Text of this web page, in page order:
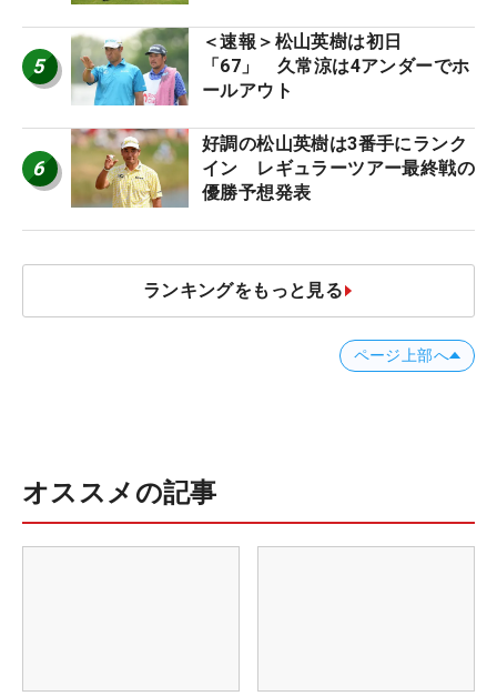
5
＜速報＞松山英樹は初日
「67」 久常涼は4アンダーでホ
ールアウト
6
好調の松山英樹は3番手にランク
イン レギュラーツアー最終戦の
優勝予想発表
ランキングをもっと見る
ページ上部へ
オススメの記事